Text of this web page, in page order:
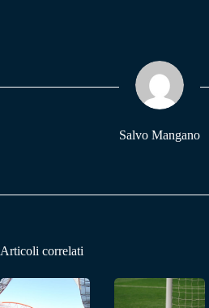
pp m
Salvo Mangano
Articoli correlati